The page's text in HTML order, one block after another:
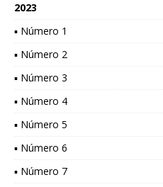
2023
▪ Número 1
▪ Número 2
▪ Número 3
▪ Número 4
▪ Número 5
▪ Número 6
▪ Número 7